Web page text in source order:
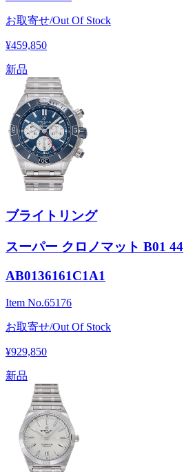
お取寄せ/Out Of Stock
¥459,850
新品
ブライトリング
スーパー クロノマット B01 44
AB0136161C1A1
Item No.65176
お取寄せ/Out Of Stock
¥929,850
新品